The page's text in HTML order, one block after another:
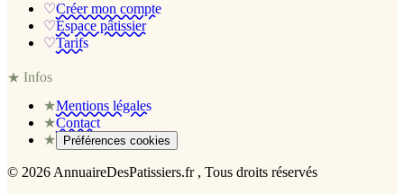
♡Créer mon compte
♡Espace pâtissier
♡Tarifs
★Infos
★Mentions légales
★Contact
★
Préférences cookies
© 2026AnnuaireDesPatissiers.fr , Tous droits réservés